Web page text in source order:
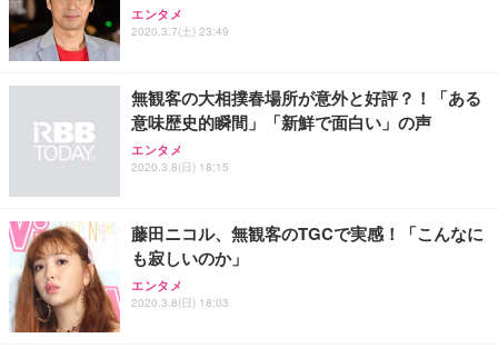
エンタメ
2020.3.7(土) 23:49
無観客の大相撲春場所が意外と好評？！「ある
意味歴史的瞬間」「新鮮で面白い」の声
エンタメ
2020.3.8(日) 18:15
藤田ニコル、無観客のTGCで実感！「こんなに
も寂しいのか」
エンタメ
2020.3.8(日) 18:03